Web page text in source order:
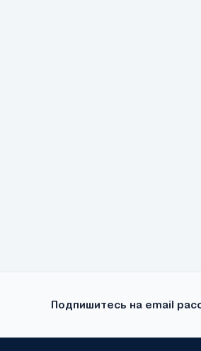
Подпишитесь на email